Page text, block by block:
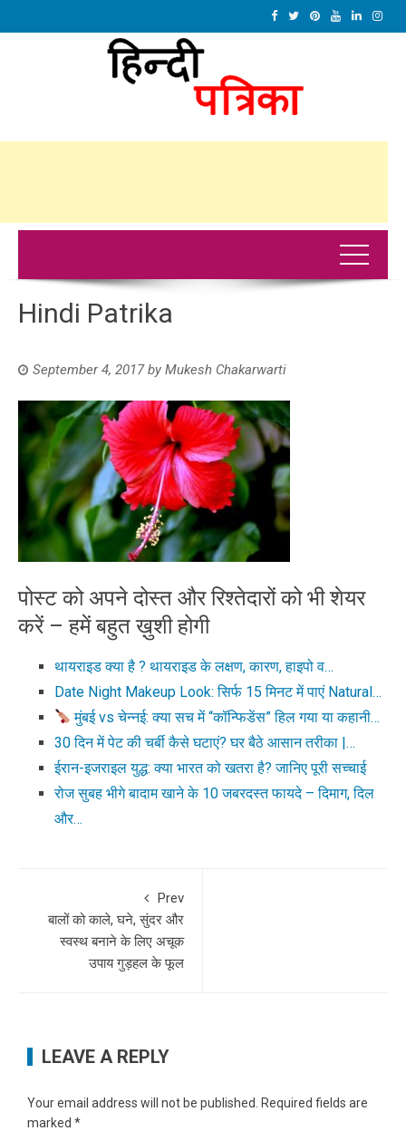
Hindi Patrika
September 4, 2017by Mukesh Chakarwarti
पोस्ट को अपने दोस्त और रिश्तेदारों को भी शेयर
करें – हमें बहुत ख़ुशी होगी
थायराइड क्या है ? थायराइड के लक्षण, कारण, हाइपो व…
Date Night Makeup Look: सिर्फ 15 मिनट में पाएं Natural…
मुंबई vs चेन्नई: क्या सच में “कॉन्फिडेंस” हिल गया या कहानी…
30 दिन में पेट की चर्बी कैसे घटाएं? घर बैठे आसान तरीका |…
ईरान-इजराइल युद्ध: क्या भारत को खतरा है? जानिए पूरी सच्चाई
रोज सुबह भीगे बादाम खाने के 10 जबरदस्त फायदे – दिमाग, दिल
और…
Prev
बालों को काले, घने, सुंदर और
स्वस्थ बनाने के लिए अचूक
उपाय गुड़हल के फूल
LEAVE A REPLY
Your email address will not be published.
Required fields are
marked *